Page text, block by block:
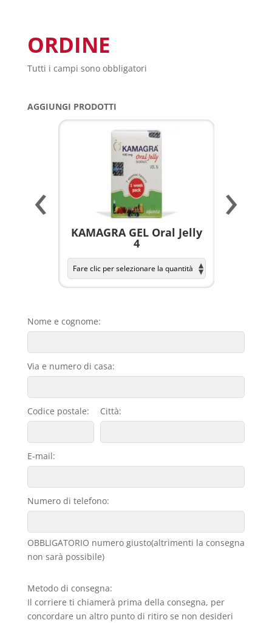
ORDINE
Tutti i campi sono obbligatori
AGGIUNGI PRODOTTI
KAMAGRA GEL Oral Jelly
4
‹ ›
Nome e cognome:
Via e numero di casa:
Codice postale: Città:
E-mail:
Numero di telefono:
OBBLIGATORIO numero giusto(altrimenti la consegna
non sarà possibile)
Metodo di consegna:
Il corriere ti chiamerà prima della consegna, per
concordare un altro punto di ritiro se non desideri